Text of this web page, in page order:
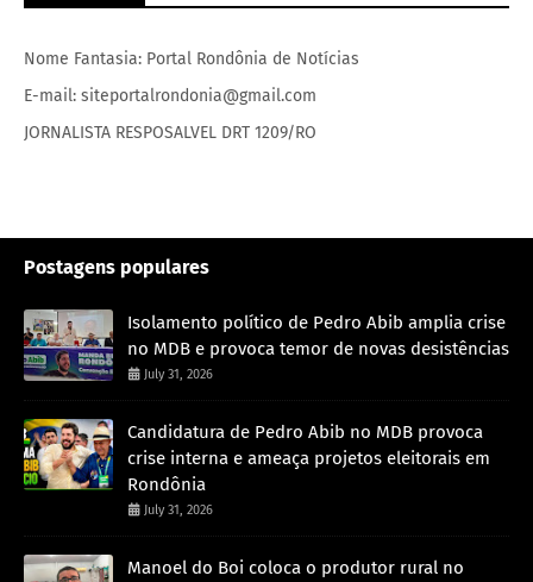
Nome Fantasia: Portal Rondônia de Notícias
E-mail: siteportalrondonia@gmail.com
JORNALISTA RESPOSALVEL DRT 1209/RO
Postagens populares
Isolamento político de Pedro Abib amplia crise
no MDB e provoca temor de novas desistências
July 31, 2026
Candidatura de Pedro Abib no MDB provoca
crise interna e ameaça projetos eleitorais em
Rondônia
July 31, 2026
Manoel do Boi coloca o produtor rural no